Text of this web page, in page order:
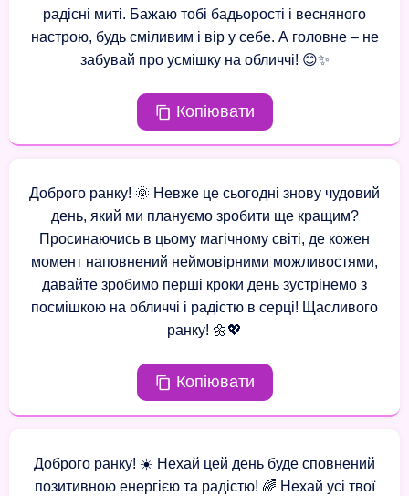
радісні миті. Бажаю тобі бадьорості і весняного
настрою, будь сміливим і вір у себе. А головне – не
забувай про усмішку на обличчі! 😊✨
Копіювати
Доброго ранку! 🌞 Невже це сьогодні знову чудовий
день, який ми плануємо зробити ще кращим?
Просинаючись в цьому магічному світі, де кожен
момент наповнений неймовірними можливостями,
давайте зробимо перші кроки день зустрінемо з
посмішкою на обличчі і радістю в серці! Щасливого
ранку! 🌼💖
Копіювати
Доброго ранку! ☀️ Нехай цей день буде сповнений
позитивною енергією та радістю! 🌈 Нехай усі твої